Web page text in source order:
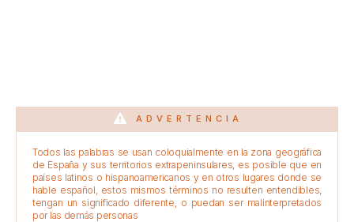
ADVERTENCIA
Todos las palabras se usan coloquialmente en la zona geográfica
de España y sus territorios extrapeninsulares, es posible que en
países latinos o hispanoamericanos y en otros lugares donde se
hable español, estos mismos términos no resulten entendibles,
tengan un significado diferente, o puedan ser malinterpretados
por las demás personas